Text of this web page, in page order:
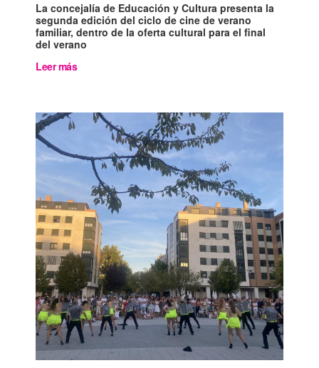
La concejalía de Educación y Cultura presenta la
segunda edición del ciclo de cine de verano
familiar, dentro de la oferta cultural para el final
del verano
Leer más